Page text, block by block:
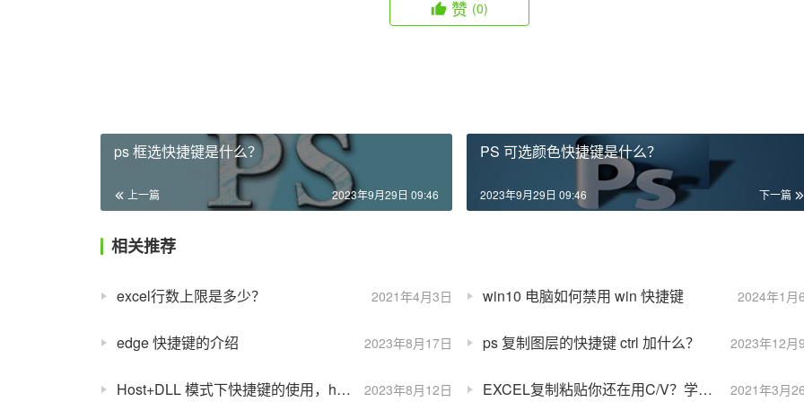
赞 (0)
ps 框选快捷键是什么？
上一篇 2023年9月29日 09:46
PS 可选颜色快捷键是什么？
下一篇
2023年9月29日 09:46
相关推荐
2021年4月3日
excel行数上限是多少？ 2024年1月
win10 电脑如何禁用 win 快捷键
2023年8月17日
edge 快捷键的介绍 2023年12月
ps 复制图层的快捷键 ctrl 加什么？
2023年8月12日
Host+DLL 模式下快捷键的使用，hostdll 模式快捷键 _PHP 教程 2021年3月
EXCEL复制粘贴你还在用C/V？学会这4个神操作，秒变高手